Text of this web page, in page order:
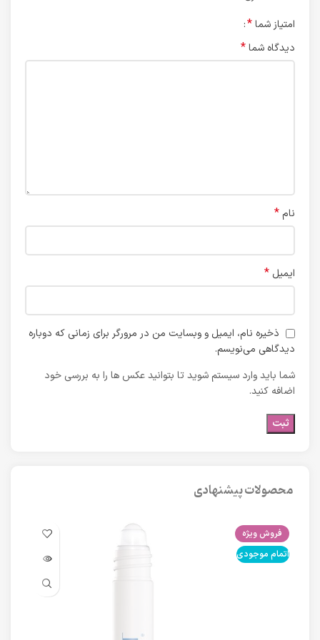
امتیاز شما*
دیدگاه شما*
نام *
ایمیل *
ذخیره نام، ایمیل و وبسایت من در مرورگر برای زمانی که دوباره
دیدگاهی می‌نویسم.
شما باید وارد سیستم شوید تا بتوانید عکس ها را به بررسی خود
اضافه کنید.
محصولات پیشنهادی
فروش ویژه
اتمام موجودی